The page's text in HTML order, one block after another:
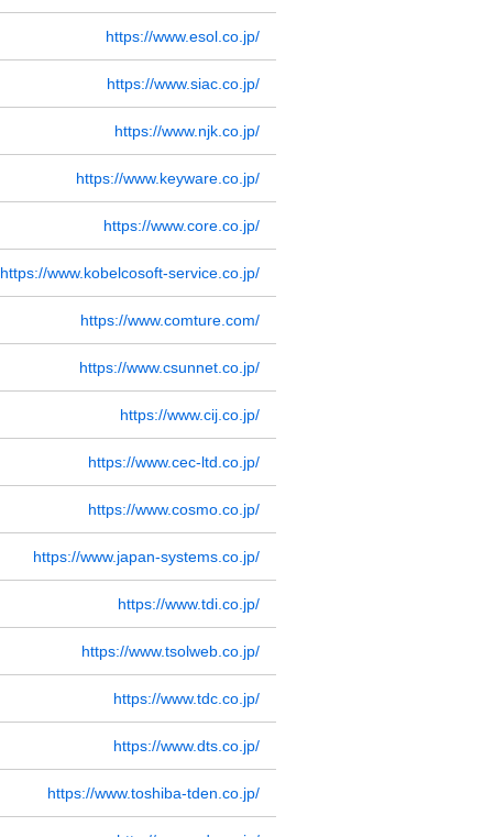
https://www.esol.co.jp/
https://www.siac.co.jp/
https://www.njk.co.jp/
https://www.keyware.co.jp/
https://www.core.co.jp/
https://www.kobelcosoft-service.co.jp/
https://www.comture.com/
https://www.csunnet.co.jp/
https://www.cij.co.jp/
https://www.cec-ltd.co.jp/
https://www.cosmo.co.jp/
https://www.japan-systems.co.jp/
https://www.tdi.co.jp/
https://www.tsolweb.co.jp/
https://www.tdc.co.jp/
https://www.dts.co.jp/
https://www.toshiba-tden.co.jp/